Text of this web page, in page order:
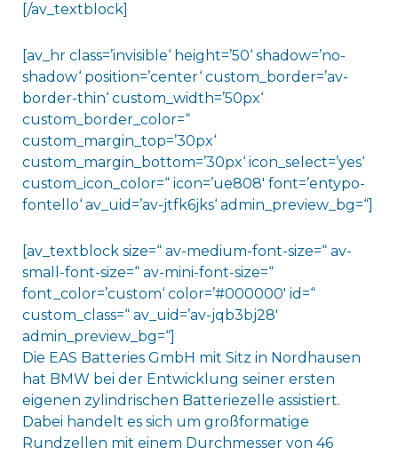
[/av_textblock]
[av_hr class=’invisible‘ height=’50‘ shadow=’no-
shadow‘ position=’center‘ custom_border=’av-
border-thin‘ custom_width=’50px‘
custom_border_color=“
custom_margin_top=’30px‘
custom_margin_bottom=’30px‘ icon_select=’yes‘
custom_icon_color=“ icon=’ue808′ font=’entypo-
fontello‘ av_uid=’av-jtfk6jks‘ admin_preview_bg=“]
[av_textblock size=“ av-medium-font-size=“ av-
small-font-size=“ av-mini-font-size=“
font_color=’custom‘ color=’#000000′ id=“
custom_class=“ av_uid=’av-jqb3bj28′
admin_preview_bg=“]
Die EAS Batteries GmbH mit Sitz in Nordhausen
hat BMW bei der Entwicklung seiner ersten
eigenen zylindrischen Batteriezelle assistiert.
Dabei handelt es sich um großformatige
Rundzellen mit einem Durchmesser von 46